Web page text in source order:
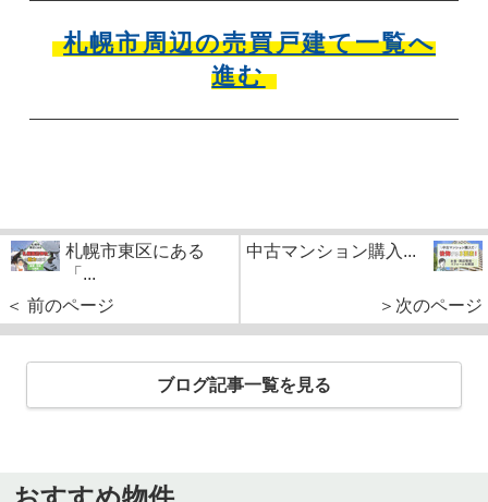
札幌市周辺の売買戸建て一覧へ
進む
札幌市東区にある
「...
＜ 前のページ
中古マンション購入...
＞次のページ
ブログ記事一覧を見る